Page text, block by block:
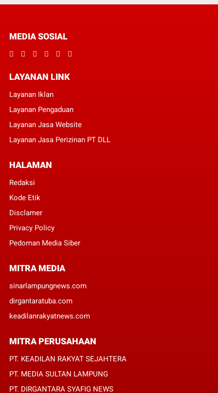
MEDIA SOSIAL
LAYANAN LINK
Layanan Iklan
Layanan Pengaduan
Layanan Jasa Website
Layanan Jasa Perizinan PT DLL
HALAMAN
Redaksi
Kode Etik
Disclamer
Privacy Policy
Pedoman Media Siber
MITRA MEDIA
sinarlampungnews.com
dirgantaratuba.com
keadilanrakyatnews.com
MITRA PERUSAHAAN
PT. KEADILAN RAKYAT SEJAHTERA
PT. MEDIA SULTAN LAMPUNG
PT. DIRGANTARA SYAFIG NEWS